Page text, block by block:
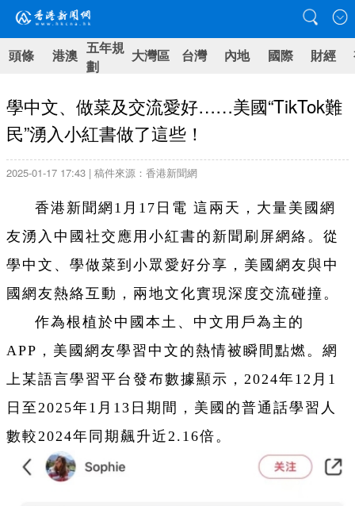
頭條 港澳 五年規
劃
大灣區 台灣 內地 國際 財經
學中文、做菜及交流愛好……美國“TikTok難
民”湧入小紅書做了這些！
2025-01-17 17:43 | 稿件來源：香港新聞網
香港新聞網1月17日電 這兩天，大量美國網
友湧入中國社交應用小紅書的新聞刷屏網絡。從
學中文、學做菜到小眾愛好分享，美國網友與中
國網友熱絡互動，兩地文化實現深度交流碰撞。
作為根植於中國本土、中文用戶為主的
APP，美國網友學習中文的熱情被瞬間點燃。網
上某語言學習平台發布數據顯示，2024年12月1
日至2025年1月13日期間，美國的普通話學習人
數較2024年同期飆升近2.16倍。